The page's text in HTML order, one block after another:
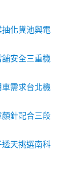
化糞池與電
安全三重機
需求台北機
針配合三段
天挑選南科